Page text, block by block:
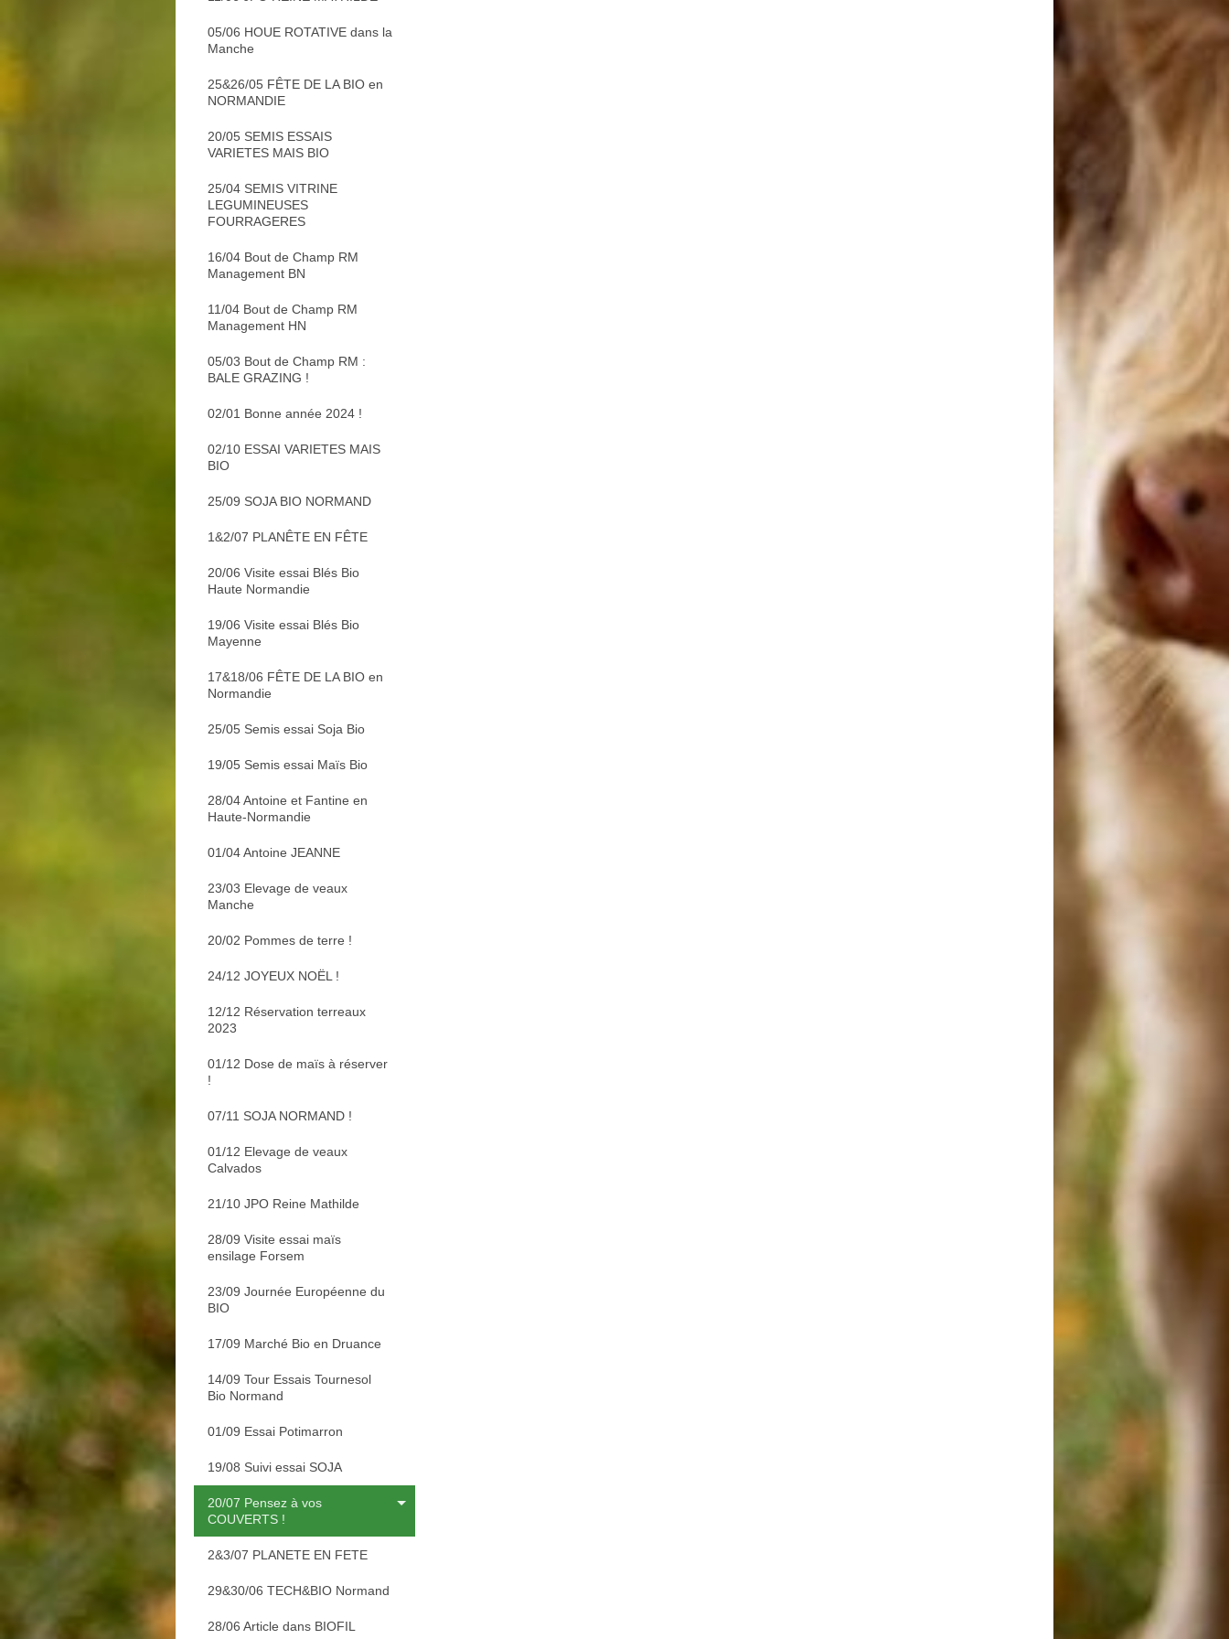
05/06 HOUE ROTATIVE dans la
Manche
25&26/05 FÊTE DE LA BIO en
NORMANDIE
20/05 SEMIS ESSAIS
VARIETES MAIS BIO
25/04 SEMIS VITRINE
LEGUMINEUSES
FOURRAGERES
16/04 Bout de Champ RM
Management BN
11/04 Bout de Champ RM
Management HN
05/03 Bout de Champ RM :
BALE GRAZING !
02/01 Bonne année 2024 !
02/10 ESSAI VARIETES MAIS
BIO
25/09 SOJA BIO NORMAND
1&2/07 PLANÊTE EN FÊTE
20/06 Visite essai Blés Bio
Haute Normandie
19/06 Visite essai Blés Bio
Mayenne
17&18/06 FÊTE DE LA BIO en
Normandie
25/05 Semis essai Soja Bio
19/05 Semis essai Maïs Bio
28/04 Antoine et Fantine en
Haute-Normandie
01/04 Antoine JEANNE
23/03 Elevage de veaux
Manche
20/02 Pommes de terre !
24/12 JOYEUX NOËL !
12/12 Réservation terreaux
2023
01/12 Dose de maïs à réserver
!
07/11 SOJA NORMAND !
01/12 Elevage de veaux
Calvados
21/10 JPO Reine Mathilde
28/09 Visite essai maïs
ensilage Forsem
23/09 Journée Européenne du
BIO
17/09 Marché Bio en Druance
14/09 Tour Essais Tournesol
Bio Normand
01/09 Essai Potimarron
19/08 Suivi essai SOJA
20/07 Pensez à vos
COUVERTS !
2&3/07 PLANETE EN FETE
29&30/06 TECH&BIO Normand
28/06 Article dans BIOFIL